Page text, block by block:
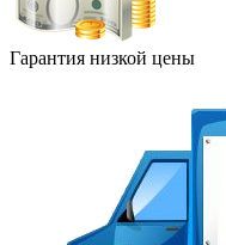
Гарантия низкой цены